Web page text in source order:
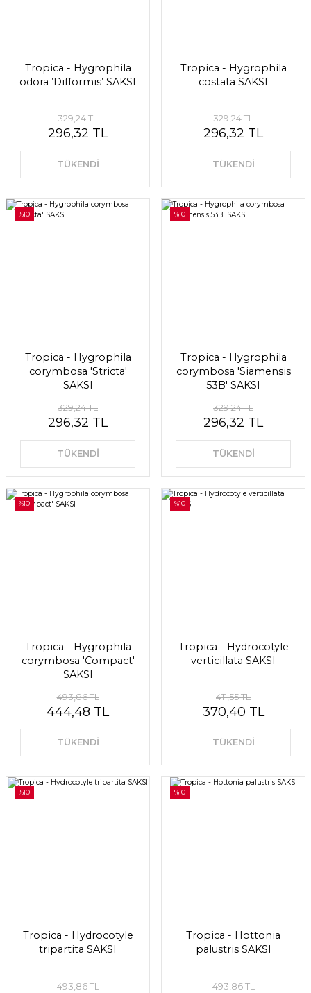
Tropica - Hygrophila
odora ’Difformis’ SAKSI
329,24 TL
296,32 TL
TÜKENDİ
Tropica - Hygrophila
costata SAKSI
329,24 TL
296,32 TL
TÜKENDİ
%10
Tropica - Hygrophila
corymbosa 'Stricta'
SAKSI
329,24 TL
296,32 TL
TÜKENDİ
%10
Tropica - Hygrophila
corymbosa 'Siamensis
53B' SAKSI
329,24 TL
296,32 TL
TÜKENDİ
%10
Tropica - Hygrophila
corymbosa 'Compact'
SAKSI
493,86 TL
444,48 TL
TÜKENDİ
%10
Tropica - Hydrocotyle
verticillata SAKSI
411,55 TL
370,40 TL
TÜKENDİ
%10
Tropica - Hydrocotyle
tripartita SAKSI
493,86 TL
%10
Tropica - Hottonia
palustris SAKSI
493,86 TL